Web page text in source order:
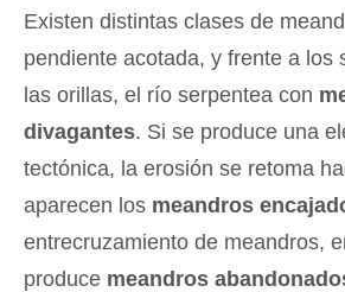
Existen distintas clases de
pendiente acotada, y frente a los
las orillas, el río serpentea con
divagantes. Si se produce una
tectónica, la erosión se retoma
aparecen los meandros
entrecruzamiento de meandros,
produce meandros